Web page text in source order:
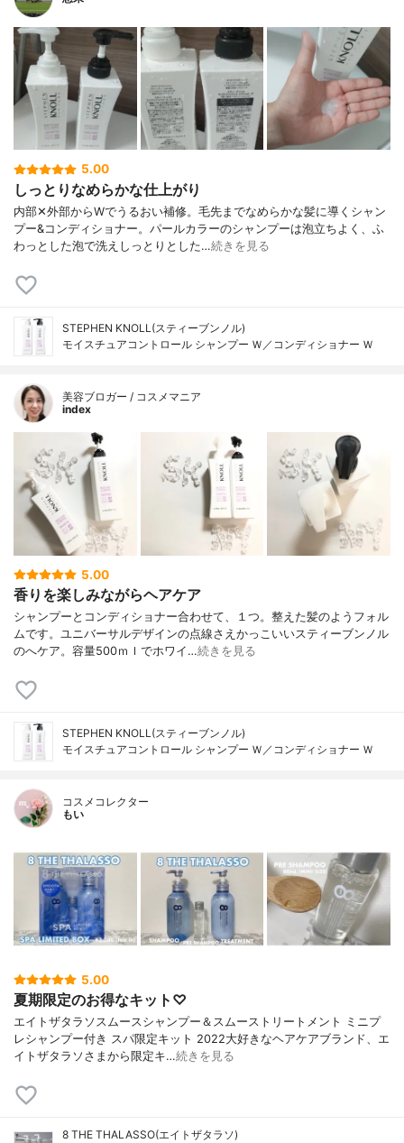
5.00
しっとりなめらかな仕上がり
内部✕外部からWでうるおい補修。毛先までなめらかな髪に導くシャン
プー&コンディショナー。パールカラーのシャンプーは泡立ちよく、ふ
わっとした泡で洗えしっとりとした…続きを見る
STEPHEN KNOLL(スティーブンノル)
モイスチュアコントロール シャンプー Ｗ／コンディショナー Ｗ
美容ブロガー / コスメマニア
index
5.00
香りを楽しみながらヘアケア
シャンプーとコンディショナー合わせて、１つ。整えた髪のようフォル
ムです。ユニバーサルデザインの点線さえかっこいいスティーブンノル
のへケア。容量500ｍｌでホワイ…続きを見る
STEPHEN KNOLL(スティーブンノル)
モイスチュアコントロール シャンプー Ｗ／コンディショナー Ｗ
コスメコレクター
もい
5.00
夏期限定のお得なキット♡
エイトザタラソスムースシャンプー＆スムーストリートメント ミニプ
レシャンプー付き スパ限定キット 2022大好きなヘアケアブランド、エ
イトザタラソさまから限定キ…続きを見る
8 THE THALASSO(エイトザタラソ)